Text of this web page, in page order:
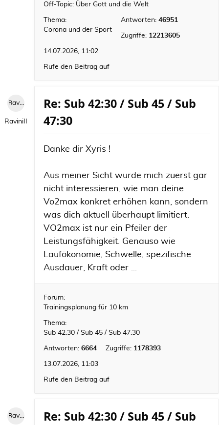
Off-Topic: Über Gott und die Welt
Thema:
Corona und der Sport
Antworten: 46951
Zugriffe: 12213605
14.07.2026, 11:02
Rufe den Beitrag auf
RaviniII
RaviniII
Re: Sub 42:30 / Sub 45 / Sub
47:30
Danke dir Xyris !
Aus meiner Sicht würde mich zuerst gar
nicht interessieren, wie man deine
Vo2max konkret erhöhen kann, sondern
was dich aktuell überhaupt limitiert.
VO2max ist nur ein Pfeiler der
Leistungsfähigkeit. Genauso wie
Laufökonomie, Schwelle, spezifische
Ausdauer, Kraft oder ...
Forum:
Trainingsplanung für 10 km
Thema:
Sub 42:30 / Sub 45 / Sub 47:30
Antworten: 6664 Zugriffe: 1178393
13.07.2026, 11:03
Rufe den Beitrag auf
RaviniII
Re: Sub 42:30 / Sub 45 / Sub